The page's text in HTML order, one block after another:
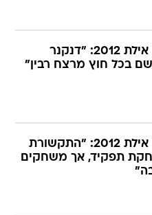
כנס אילת 2012: "דנקנר
בכל חוץ מרצח רבין"
כנס אילת 2012: "התקשורת
תפקיד, אך משחקים